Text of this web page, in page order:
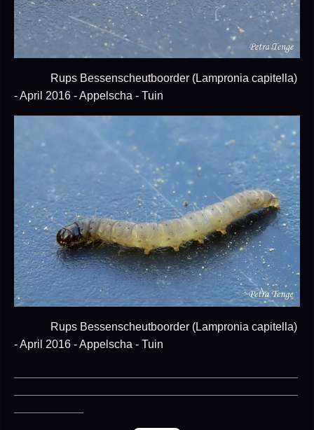
Rups Bessenscheutboorder (Lampronia capitella)
- April 2016 - Appelscha - Tuin
Rups Bessenscheutboorder (Lampronia capitella)
- April 2016 - Appelscha - Tuin